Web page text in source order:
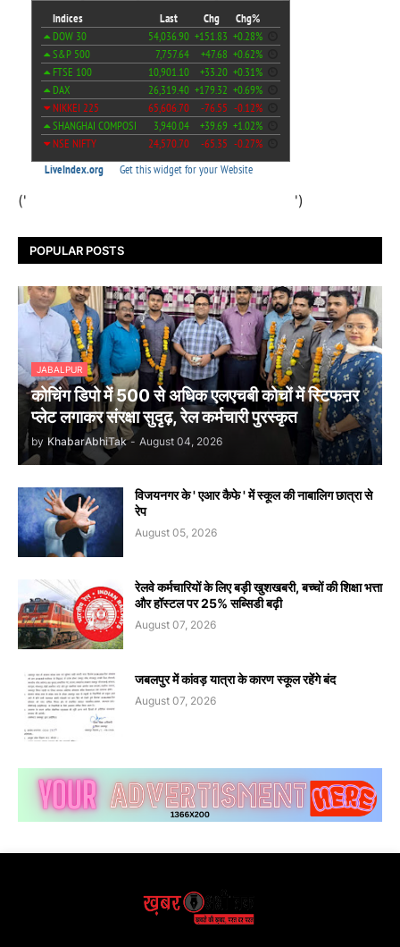
(' ')
POPULAR POSTS
JABALPUR
कोचिंग डिपो में 500 से अधिक एलएचबी कोचों में स्टिफऩर
प्लेट लगाकर संरक्षा सुदृढ़, रेल कर्मचारी पुरस्कृत
by KhabarAbhiTak - August 04, 2026
विजयनगर के ' एआर कैफे ' में स्कूल की नाबालिग छात्रा से
रेप
August 05, 2026
रेलवे कर्मचारियों के लिए बड़ी खुशखबरी, बच्चों की शिक्षा भत्ता
और हॉस्टल पर 25% सब्सिडी बढ़ी
August 07, 2026
जबलपुर में कांवड़ यात्रा के कारण स्कूल रहेंगे बंद
August 07, 2026